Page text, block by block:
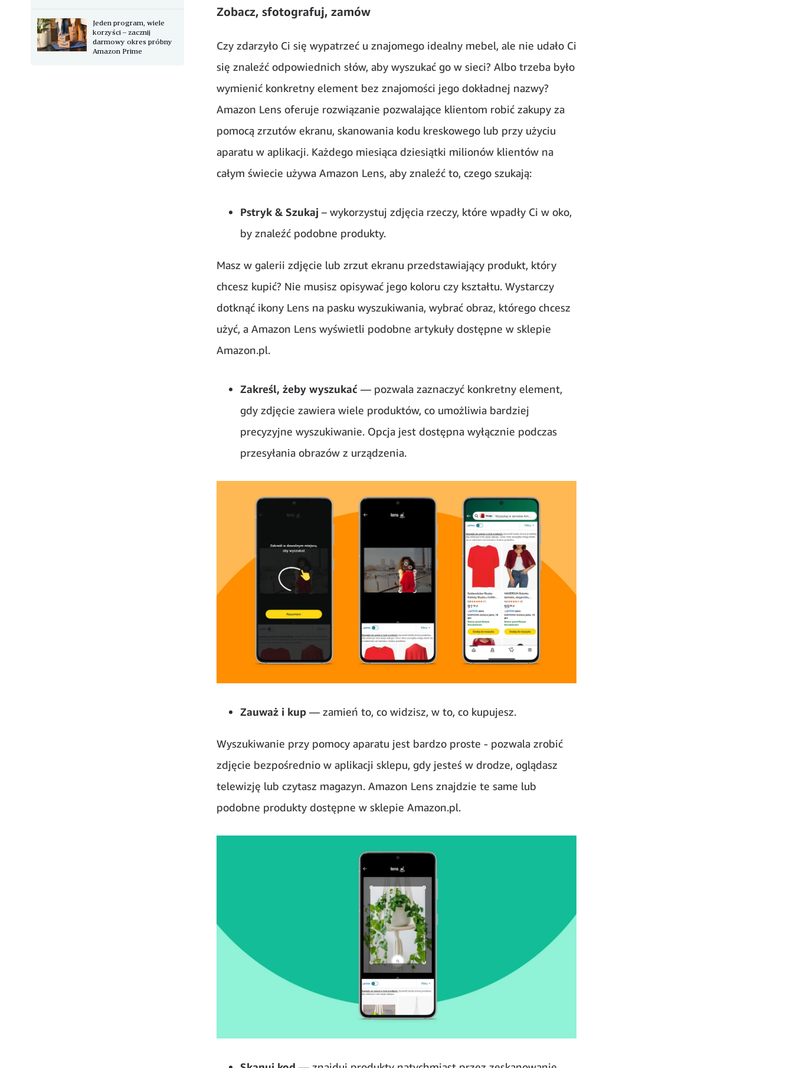
Zobacz, sfotografuj, zamów
Czy zdarzyło Ci się wypatrzeć u znajomego idealny mebel, ale nie udało Ci
się znaleźć odpowiednich słów, aby wyszukać go w sieci? Albo trzeba było
wymienić konkretny element bez znajomości jego dokładnej nazwy?
Amazon Lens oferuje rozwiązanie pozwalające klientom robić zakupy za
pomocą zrzutów ekranu, skanowania kodu kreskowego lub przy użyciu
aparatu w aplikacji. Każdego miesiąca dziesiątki milionów klientów na
całym świecie używa Amazon Lens, aby znaleźć to, czego szukają:
Pstryk & Szukaj – wykorzystuj zdjęcia rzeczy, które wpadły Ci w oko,
by znaleźć podobne produkty.
Masz w galerii zdjęcie lub zrzut ekranu przedstawiający produkt, który
chcesz kupić? Nie musisz opisywać jego koloru czy kształtu. Wystarczy
dotknąć ikony Lens na pasku wyszukiwania, wybrać obraz, którego chcesz
użyć, a Amazon Lens wyświetli podobne artykuły dostępne w sklepie
Amazon.pl.
Zakreśl, żeby wyszukać — pozwala zaznaczyć konkretny element,
gdy zdjęcie zawiera wiele produktów, co umożliwia bardziej
precyzyjne wyszukiwanie. Opcja jest dostępna wyłącznie podczas
przesyłania obrazów z urządzenia.
Zauważ i kup — zamień to, co widzisz, w to, co kupujesz.
Wyszukiwanie przy pomocy aparatu jest bardzo proste - pozwala zrobić
zdjęcie bezpośrednio w aplikacji sklepu, gdy jesteś w drodze, oglądasz
telewizję lub czytasz magazyn. Amazon Lens znajdzie te same lub
podobne produkty dostępne w sklepie Amazon.pl.
Jeden program, wiele
korzyści – zacznij
darmowy okres próbny
Amazon Prime